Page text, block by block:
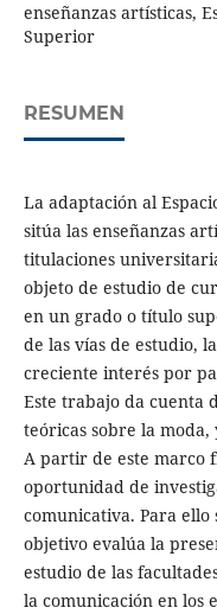
enseñanzas artísticas,
Superior
RESUMEN
La adaptación al
sitúa las enseñanzas
titulaciones
objeto de estudio de
en un grado o título
de las vías de estudio,
creciente interés por
Este trabajo da cuenta
teóricas sobre la
A partir de este marco
oportunidad de
comunicativa. Para
objetivo evalúa la
estudio de las
la comunicación en los